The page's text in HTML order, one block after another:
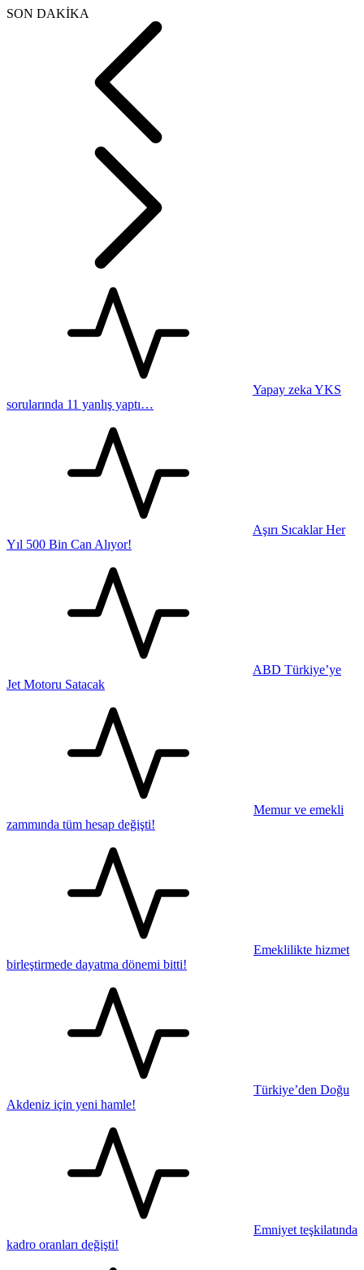
SON DAKİKA
Yapay zeka YKS
sorularında 11 yanlış yaptı…
Aşırı Sıcaklar Her
Yıl 500 Bin Can Alıyor!
ABD Türkiye’ye
Jet Motoru Satacak
Memur ve emekli
zammında tüm hesap değişti!
Emeklilikte hizmet
birleştirmede dayatma dönemi bitti!
Türkiye’den Doğu
Akdeniz için yeni hamle!
Emniyet teşkilatında
kadro oranları değişti!